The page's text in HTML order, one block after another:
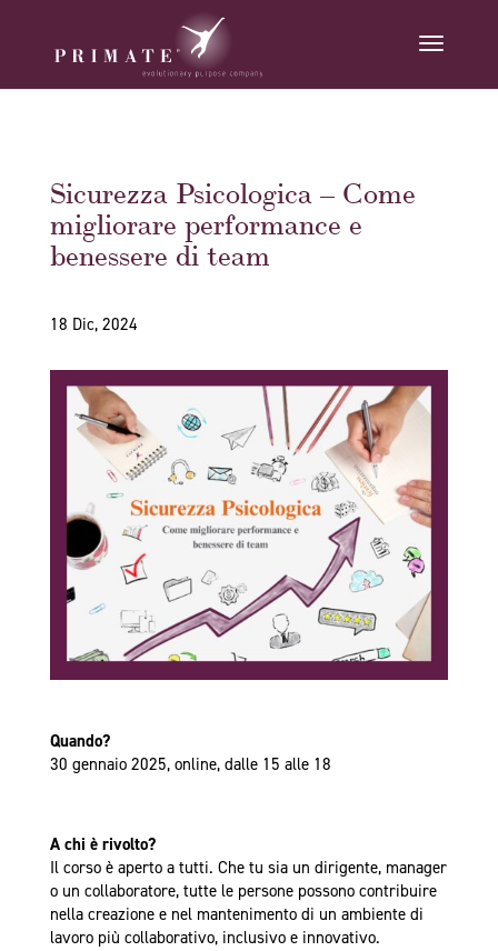
Sicurezza Psicologica – Come
migliorare performance e
benessere di team
18 Dic, 2024
Quando?
30 gennaio 2025, online, dalle 15 alle 18
A chi è rivolto?
Il corso è aperto a tutti. Che tu sia un dirigente, manager
o un collaboratore, tutte le persone possono contribuire
nella creazione e nel mantenimento di un ambiente di
lavoro più collaborativo, inclusivo e innovativo.